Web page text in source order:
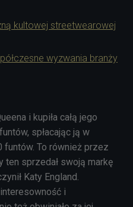
kultowej streetwearowej
wyzwania branży
i kupiła całą jego
spłacając ją w
funtów. To również przez
ten sprzedał swoją markę
Katy England.
i